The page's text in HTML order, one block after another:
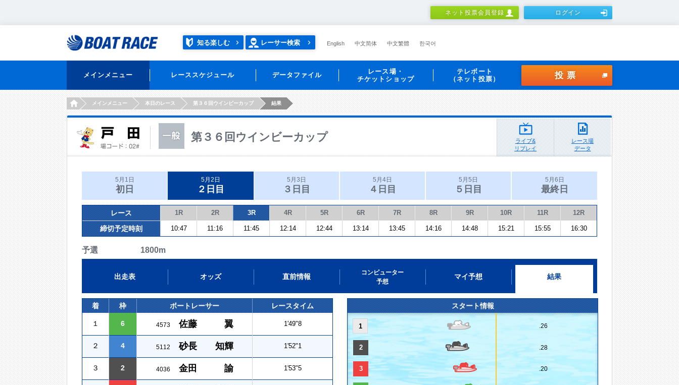
ネット投票会員登録 ログイン
知る楽しむ レーサー検索 English 中文简体 中文繁體 한국어
メインメニュー レーススケジュール データファイル
レース場・
チケットショップ
テレボート
（ネット投票）
投票
HOMEメインメニュー 本日のレース 第３６回ウインビーカップ 結果
第３６回ウインビーカップ
ライブ&
リプレイ
レース場
データ
5月1日
初日
5月2日
２日目
5月3日
３日目
5月4日
４日目
5月5日
５日目
5月6日
最終日
レース 1R 2R 3R 4R 5R 6R 7R 8R 9R 10R 11R 12R
締切予定時刻 10:47 11:16 11:45 12:14 12:44 13:14 13:45 14:16 14:48 15:21 15:55 16:30
予選 1800m
出走表 オッズ 直前情報
コンピューター
予想
マイ予想 結果
着 枠 ボートレーサー レースタイム
１ 6 4573 佐藤 翼 1'49"8
２ 4 5112 砂長 知輝 1'52"1
３ 2 4036 金田 諭 1'53"5
スタート情報
1 .26
2 .28
3 .20